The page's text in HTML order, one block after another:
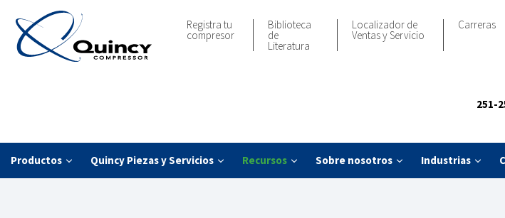
Registra tu
compresor
Biblioteca
de
Literatura
Localizador de
Ventas y Servicio
Carreras
251-
Productos Quincy Piezas y Servicios Recursos Sobre nosotros Industrias